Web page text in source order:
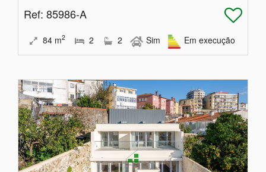
Ref: 85986-A
84 m2 2 2 Sim Em execução